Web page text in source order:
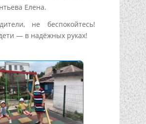
Елена.
не беспокойтесь!
— в надёжных руках!